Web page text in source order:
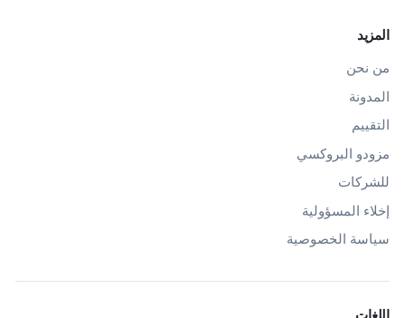
المزيد
من نحن
المدونة
التقييم
مزودو البروكسي
للشركات
إخلاء المسؤولية
سياسة الخصوصية